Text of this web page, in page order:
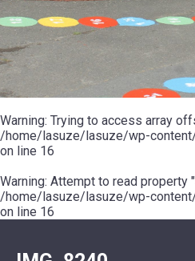
20ÈME
SIÈCLE
RÉUNIONS
DU
CONSEIL
MUNICIPAL
ARRÊTÉS
ET
DÉCISIONS
MAIRE
MOT
DE
LA
MINORITÉ
LES
ÉCOLES
LE
COLLÈGE
ESPACE
11
18
:
ASSOCIATION
COULÉE
DOUCE
ENVIRONNEMENT
L'EAU
ET
L'ASSAINISSEMENT
LA
RÉSIDENCE
AUTONOMIE
LE
CCAS
LA
POLICE
SÉCURITÉ
/
RISQUES
MAJEURS
DE
MUSIQUE
L'ÉCOLE
COMMUNAUTAIRE
DE
DANSE
LA
PISCINE
ASSOCIATIONS
VOIE
VERTE
VISITES
ET
DÉCOUVERTES
LES
LE
POUR
CAMPING-
CARS
TENTES
CARAVANES
LA
HALTE
FLUVIALE
LA
Warning: Trying to access array
/home/lasuze/lasuze/wp-
on line 16
Warning: Attempt to read property
/home/lasuze/lasuze/wp-
on line 16